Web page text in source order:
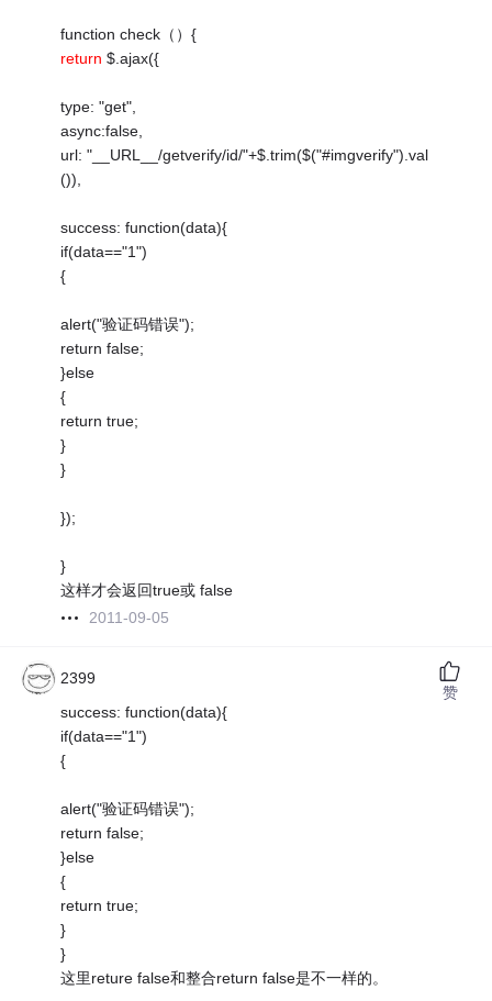
function check（）{
return $.ajax({
type: "get",
async:false,
url: "__URL__/getverify/id/"+$.trim($("#imgverify").val
()),
success: function(data){
if(data=="1")
{
alert("验证码错误");
return false;
}else
{
return true;
}
}
});
}
这样才会返回true或 false
2011-09-05
2399
success: function(data){
if(data=="1")
{
alert("验证码错误");
return false;
}else
{
return true;
}
}
这里reture false和整合return false是不一样的。
赞